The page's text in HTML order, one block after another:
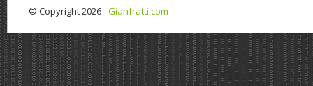
© Copyright 2026 -Gianfratti.com